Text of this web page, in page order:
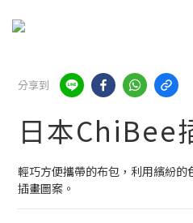
分享到
日本ChiBee
輕巧方便攜帶的布包，利用繽紛
插畫圖案。